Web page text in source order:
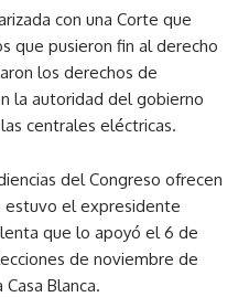
con una Corte que
que pusieron fin al derecho
los derechos de
la autoridad del gobierno
centrales eléctricas.
del Congreso ofrecen
el expresidente
que lo apoyó el 6 de
de noviembre de
Blanca.